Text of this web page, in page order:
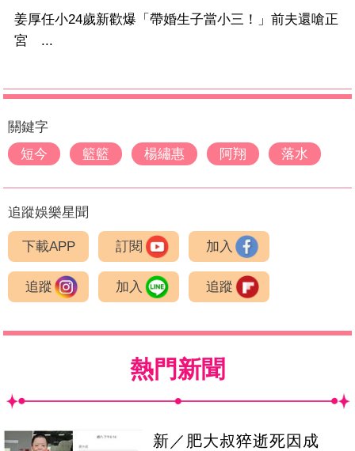
姜厚任小24歲新歡爆「帶婚生子當小三！」前夫還嗆正
宮 ...
關鍵字
短今
籃籃 楊繡惠 阿翔 落水
追蹤娛樂星聞
下載APP 訂閱 加入
追蹤 加入 追蹤
熱門新聞
新／肥大叔猝逝死因成